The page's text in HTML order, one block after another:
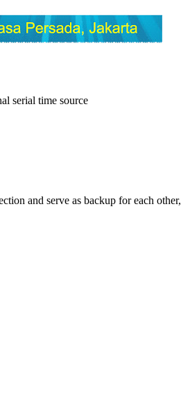
serial time source
and serve as backup for each